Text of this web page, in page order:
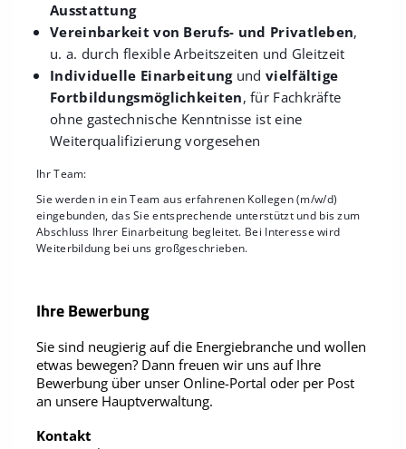
Ausstattung
Vereinbarkeit von Berufs- und Privatleben,
u. a. durch flexible Arbeitszeiten und Gleitzeit
Individuelle Einarbeitungund vielfältige
Fortbildungsmöglichkeiten, für Fachkräfte
ohne gastechnische Kenntnisse ist eine
Weiterqualifizierung vorgesehen
Ihr Team:
Sie werden in ein Team aus erfahrenen Kollegen (m/w/d)
eingebunden, das Sie entsprechende unterstützt und bis zum
Abschluss Ihrer Einarbeitung begleitet. Bei Interesse wird
Weiterbildung bei uns großgeschrieben.
Ihre Bewerbung
Sie sind neugierig auf die Energiebranche und wollen
etwas bewegen? Dann freuen wir uns auf Ihre
Bewerbung über unser Online-Portal oder per Post
an unsere Hauptverwaltung.
Kontakt